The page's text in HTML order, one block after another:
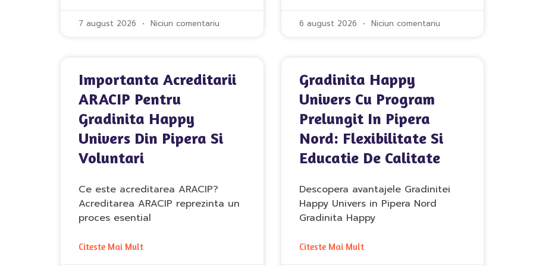
7 august 2026 Niciun comentariu 6 august 2026 Niciun comentariu
Importanta Acreditarii
ARACIP Pentru
Gradinita Happy
Univers Din Pipera Si
Voluntari
Ce este acreditarea ARACIP?
Acreditarea ARACIP reprezinta un
proces esential
Citeste Mai Mult
Gradinita Happy
Univers Cu Program
Prelungit In Pipera
Nord: Flexibilitate Si
Educatie De Calitate
Descopera avantajele Gradinitei
Happy Univers in Pipera Nord
Gradinita Happy
Citeste Mai Mult